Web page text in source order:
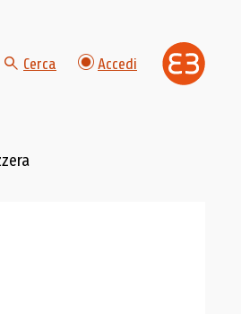
Cerca Accedi